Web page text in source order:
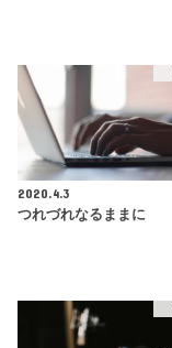
2020.4.3
つれづれなるままに